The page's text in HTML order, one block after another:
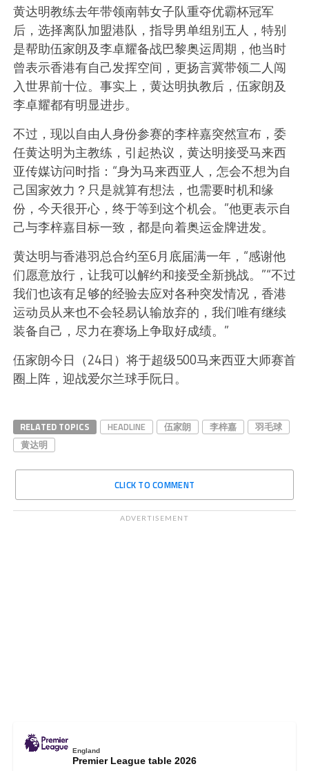
黄达明教练去年带领南韩女子队重夺优霸杯冠军
后，选择离队加盟港队，指导男单组别五人，特别
是帮助伍家朗及李卓耀备战巴黎奥运周期，他当时
曾表示香港有自己发挥空间，更扬言冀带领二人闯
入世界前十位。事实上，黄达明执教后，伍家朗及
李卓耀都有明显进步。
不过，现以自由人身份参赛的李梓嘉突然宣布，委
任黄达明为主教练，引起热议，黄达明接受马来西
亚传媒访问时指：“身为马来西亚人，怎会不想为自
己国家效力？只是就算有想法，也需要时机和缘
份，今天很开心，终于等到这个机会。”他更表示自
己与李梓嘉目标一致，都是向着奥运金牌进发。
黄达明与香港羽总合约至6月底届满一年，“感谢他
们愿意放行，让我可以解约和接受全新挑战。”“不过
我们也该有足够的经验去应对各种突发情况，香港
运动员从来也不会轻易认输放弃的，我们唯有继续
装备自己，尽力在赛场上争取好成绩。”
伍家朗今日（24日）将于超级500马来西亚大师赛首
圈上阵，迎战爱尔兰球手阮日。
RELATED TOPICS HEADLINE 伍家朗 李梓嘉
羽毛球
黄达明
CLICK TO COMMENT
ADVERTISEMENT
England
Premier League table 2026